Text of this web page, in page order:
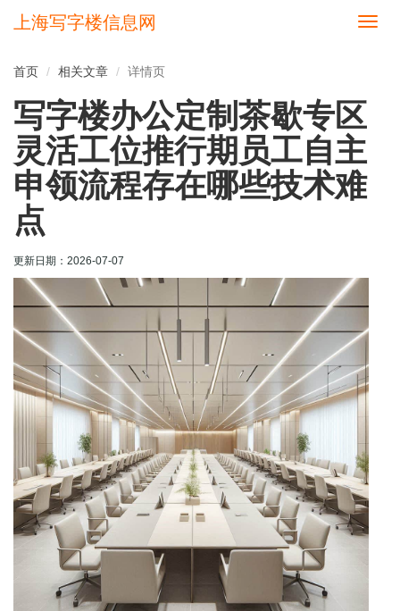
切
上海写字楼信息网
首页 相关文章 详情页
写字楼办公定制茶歇专区
灵活工位推行期员工自主
申领流程存在哪些技术难
点
更新日期： 2026-07-07